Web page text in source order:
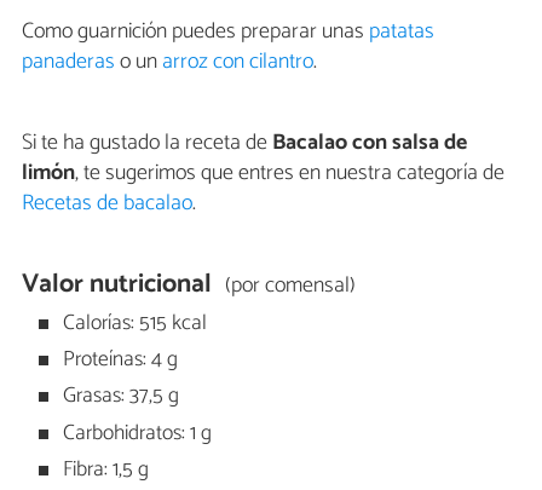
Como guarnición puedes preparar unas patatas
panaderaso unarroz con cilantro.
Si te ha gustado la receta deBacalao con salsa de
limón, te sugerimos que entres en nuestra categoría de
Recetas de bacalao.
Valor nutricional (por comensal)
Calorías: 515 kcal
Proteínas: 4 g
Grasas: 37,5 g
Carbohidratos: 1 g
Fibra: 1,5 g